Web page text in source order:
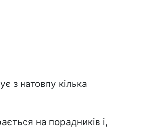
з натовпу кілька
на порадників і,